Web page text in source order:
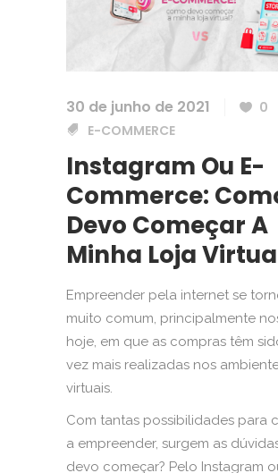
30 de junho de 2021 0
E-COMMERCE
Instagram Ou E-
Commerce:
Devo Começar A
Minha Loja
Empreender pela internet se
muito comum, principalmente
hoje, em que as compras têm
vez mais realizadas nos
virtuais.
Com tantas possibilidades para
a empreender, surgem as
devo começar? Pelo Instagram